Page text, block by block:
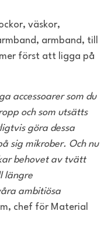
väskor,
armband, till
först att ligga på
accessoarer som du
och som utsätts
göra dessa
sig mikrober. Och nu
behovet av tvätt
längre
ambitiösa
chef för Material